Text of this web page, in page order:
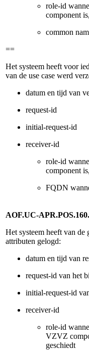
role-id
component
common
==
Het systeem heeft voor
van de use case werd
datum en tijd van
request-id
initial-request-id
receiver-id
role-id
component
FQDN
AOF.UC-
Het systeem heeft van de
attributen gelogd:
datum en tijd van
request-id van het
initial-request-id
receiver-id
role-id
VZVZ
geschiedt